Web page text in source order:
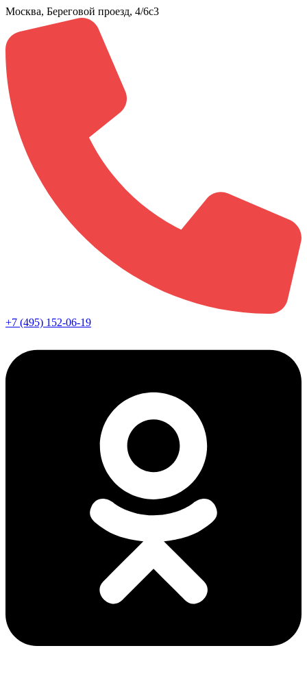
Москва, Береговой проезд, 4/6с3
+7 (495) 152-06-19